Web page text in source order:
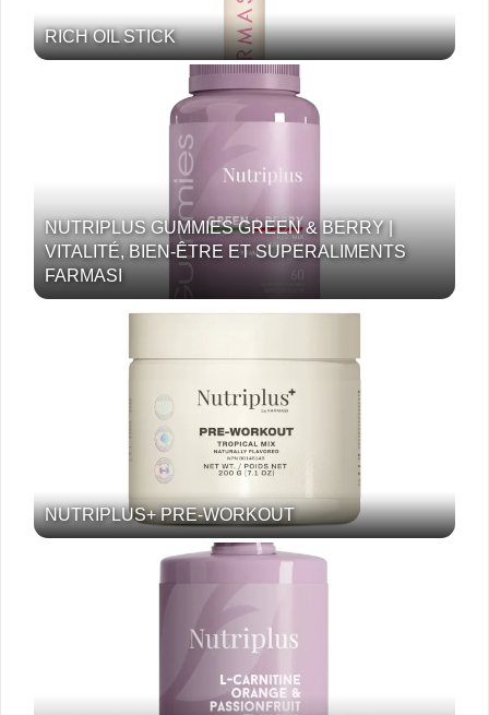
RICH OIL STICK
NUTRIPLUS GUMMIES GREEN & BERRY |
VITALITÉ, BIEN-ÊTRE ET SUPERALIMENTS
FARMASI
NUTRIPLUS+ PRE-WORKOUT